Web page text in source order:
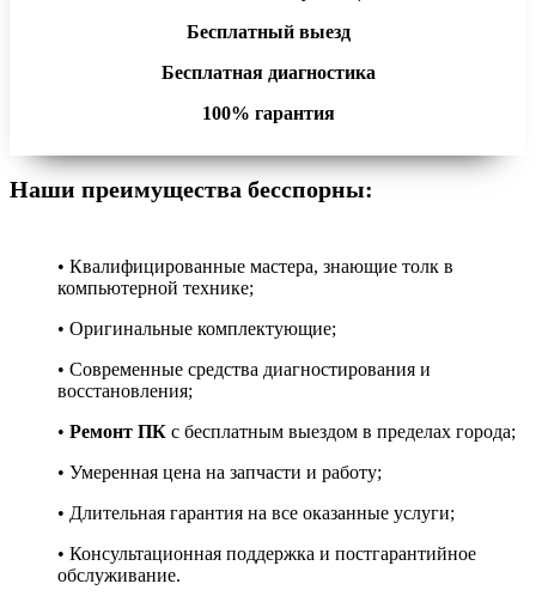
Бесплатный выезд
Бесплатная диагностика
100% гарантия
Наши преимущества бесспорны:
• Квалифицированные мастера, знающие толк в
компьютерной технике;
• Оригинальные комплектующие;
• Современные средства диагностирования и
восстановления;
• Ремонт ПК с бесплатным выездом в пределах города;
• Умеренная цена на запчасти и работу;
• Длительная гарантия на все оказанные услуги;
• Консультационная поддержка и постгарантийное
обслуживание.